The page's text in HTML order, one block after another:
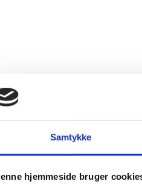
Samtykke
hjemmeside bruger